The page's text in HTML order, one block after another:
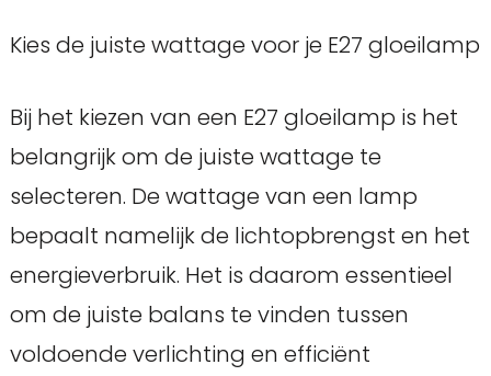
Kies de juiste wattage voor je E27 gloeilamp
Bij het kiezen van een E27 gloeilamp is het
belangrijk om de juiste wattage te
selecteren. De wattage van een lamp
bepaalt namelijk de lichtopbrengst en het
energieverbruik. Het is daarom essentieel
om de juiste balans te vinden tussen
voldoende verlichting en efficiënt